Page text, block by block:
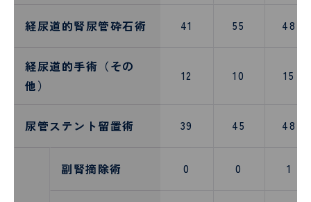
経尿道的腎尿管砕石術 41 55 48
経尿道的手術（その
他）
12 10 15
尿管ステント留置術 39 45 48
副腎摘除術 0 0 1